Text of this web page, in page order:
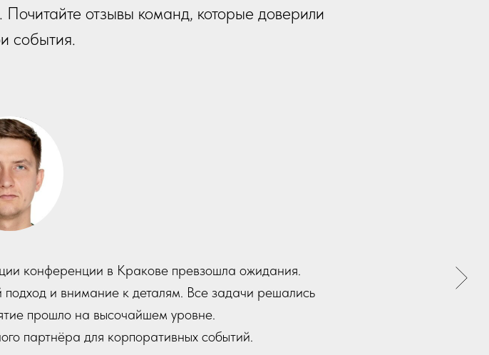
отзывы команд, которые доверили
события.
абсолютным триумфом! От начала до конца опыт
активностями, которые держали нас в тонусе
каждой деталью с точностью. Их коммуникация